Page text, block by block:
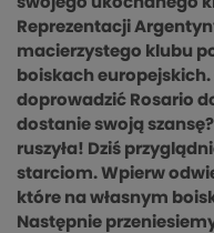
Reprezentacji
macierzystego klubu
boiskach
doprowadzić Rosario
dostanie swoją
ruszyła! Dziś
starciom. Wpierw
które na własnym
Następnie